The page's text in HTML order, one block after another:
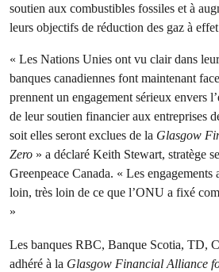
soutien aux combustibles fossiles et à
leurs objectifs de réduction des gaz à
« Les Nations Unies ont vu clair dans
banques canadiennes font maintenant
prennent un engagement sérieux envers
de leur soutien financier aux entreprises
soit elles seront exclues de la Glasgow
Zero » a déclaré Keith Stewart, stratège
Greenpeace Canada. « Les engagements
loin, très loin de ce que l’ONU a fixé
»
Les banques RBC, Banque Scotia, TD,
adhéré à la Glasgow Financial Alliance